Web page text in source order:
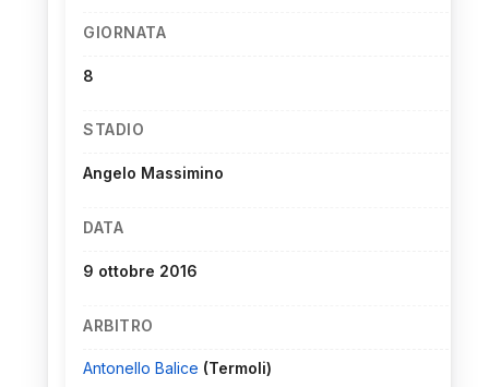
GIORNATA
8
STADIO
Angelo Massimino
DATA
9 ottobre 2016
ARBITRO
Antonello Balice (Termoli)